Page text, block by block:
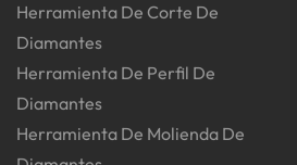
Herramienta De Corte De
Diamantes
Herramienta De Perfil De
Diamantes
Herramienta De Molienda De